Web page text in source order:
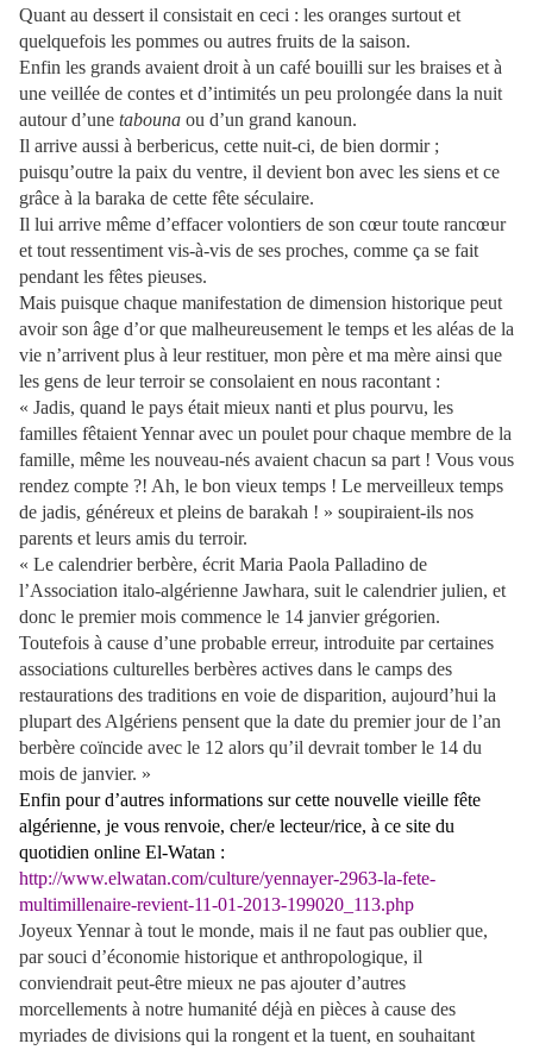
Quant au dessert il consistait en ceci : les oranges surtout et
quelquefois les pommes ou autres fruits de la saison.
Enfin les grands avaient droit à un café bouilli sur les braises et à
une veillée de contes et d’intimités un peu prolongée dans la nuit
autour d’une tabouna ou d’un grand kanoun.
Il arrive aussi à berbericus, cette nuit-ci, de bien dormir ;
puisqu’outre la paix du ventre, il devient bon avec les siens et ce
grâce à la baraka de cette fête séculaire.
Il lui arrive même d’effacer volontiers de son cœur toute rancœur
et tout ressentiment vis-à-vis de ses proches, comme ça se fait
pendant les fêtes pieuses.
Mais puisque chaque manifestation de dimension historique peut
avoir son âge d’or que malheureusement le temps et les aléas de la
vie n’arrivent plus à leur restituer, mon père et ma mère ainsi que
les gens de leur terroir se consolaient en nous racontant :
« Jadis, quand le pays était mieux nanti et plus pourvu, les
familles fêtaient Yennar avec un poulet pour chaque membre de la
famille, même les nouveau-nés avaient chacun sa part ! Vous vous
rendez compte ?! Ah, le bon vieux temps ! Le merveilleux temps
de jadis, généreux et pleins de barakah ! » soupiraient-ils nos
parents et leurs amis du terroir.
« Le calendrier berbère, écrit Maria Paola Palladino de
l’Association italo-algérienne Jawhara, suit le calendrier julien, et
donc le premier mois commence le 14 janvier grégorien.
Toutefois à cause d’une probable erreur, introduite par certaines
associations culturelles berbères actives dans le camps des
restaurations des traditions en voie de disparition, aujourd’hui la
plupart des Algériens pensent que la date du premier jour de l’an
berbère coïncide avec le 12 alors qu’il devrait tomber le 14 du
mois de janvier. »
Enfin pour d’autres informations sur cette nouvelle vieille fête
algérienne, je vous renvoie, cher/e lecteur/rice, à ce site du
quotidien online El-Watan :
http://www.elwatan.com/culture/yennayer-2963-la-fete-
multimillenaire-revient-11-01-2013-199020_113.php
Joyeux Yennar à tout le monde, mais il ne faut pas oublier que,
par souci d’économie historique et anthropologique, il
conviendrait peut-être mieux ne pas ajouter d’autres
morcellements à notre humanité déjà en pièces à cause des
myriades de divisions qui la rongent et la tuent, en souhaitant